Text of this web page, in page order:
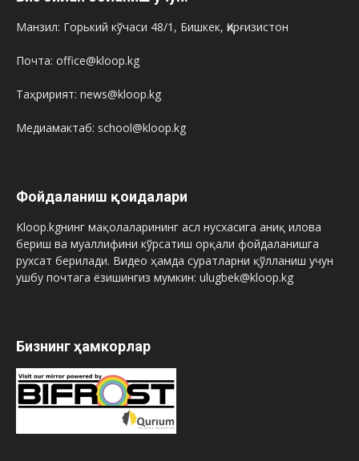
Манзил: Горький кўчаси 48/1, Бишкек, Қирғизистон
Почта: office@kloop.kg
Таҳририят: news@kloop.kg
Медиамактаб: school@kloop.kg
Фойдаланиш қоидалари
Kloop.kgнинг мақолаларининг асл нусхасига аниқ илова
бериш ва муаллифини кўрсатиш орқали фойдаланишга
рухсат берилади. Видео ҳамда суратларни қўлланиш учун
ушбу почтага ёзишингиз мумкин: ulugbek@kloop.kg
Бизнинг ҳамкорлар